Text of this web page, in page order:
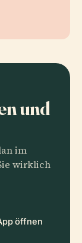
und
im
wirklich
öffnen